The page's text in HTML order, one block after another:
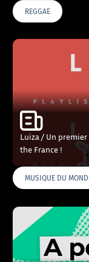
REGGAE
Luiza / Un
the France !
MUSIQUE DU